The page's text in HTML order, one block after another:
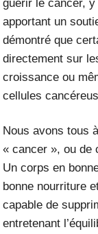
guérir le cancer,
apportant un
démontré que
directement sur
croissance ou
cellules
Nous avons tous
« cancer », ou de
Un corps en
bonne nourriture
capable de
entretenant